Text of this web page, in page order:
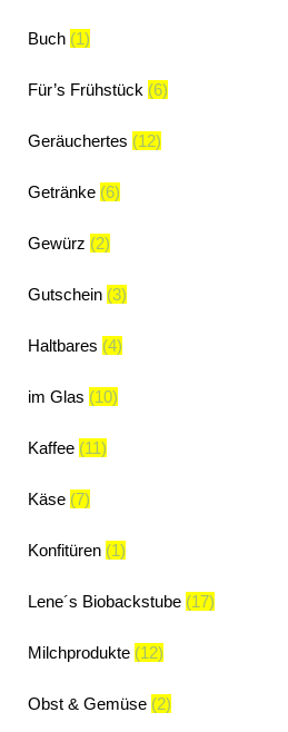
Buch (1)
Für’s Frühstück (6)
Geräuchertes (12)
Getränke (6)
Gewürz (2)
Gutschein (3)
Haltbares (4)
im Glas (10)
Kaffee (11)
Käse (7)
Konfitüren (1)
Lene´s Biobackstube (17)
Milchprodukte (12)
Obst & Gemüse (2)